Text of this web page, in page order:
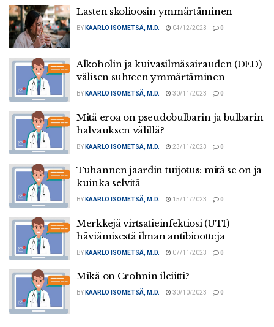
Lasten skolioosin ymmärtäminen
BY KAARLO ISOMETSÄ, M.D. 04/12/2023 0
Alkoholin ja kuivasilmäsairauden (DED)
välisen suhteen ymmärtäminen
BY KAARLO ISOMETSÄ, M.D. 30/11/2023 0
Mitä eroa on pseudobulbarin ja bulbarin
halvauksen välillä?
BY KAARLO ISOMETSÄ, M.D. 23/11/2023 0
Tuhannen jaardin tuijotus: mitä se on ja
kuinka selvitä
BY KAARLO ISOMETSÄ, M.D. 15/11/2023 0
Merkkejä virtsatieinfektiosi (UTI)
häviämisestä ilman antibiootteja
BY KAARLO ISOMETSÄ, M.D. 07/11/2023 0
Mikä on Crohnin ileiitti?
BY KAARLO ISOMETSÄ, M.D. 30/10/2023 0